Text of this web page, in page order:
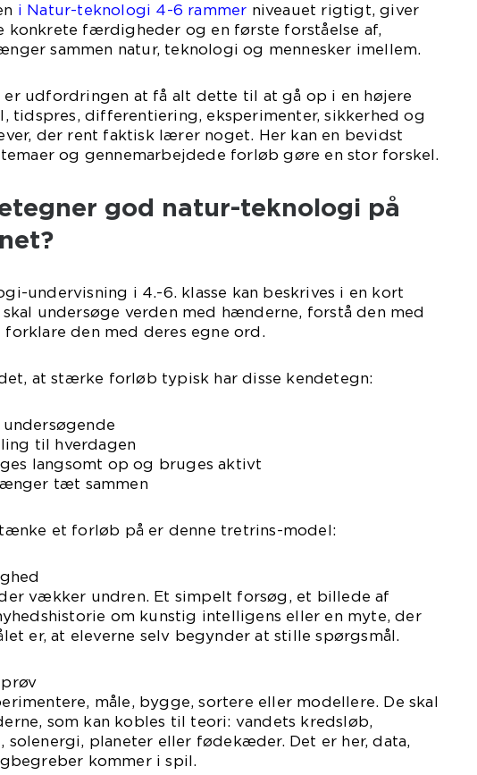
i Natur-teknologi 4-6 rammer niveauet rigtigt, giver
konkrete færdigheder og en første forståelse af,
sammen natur, teknologi og mennesker imellem.
udfordringen at få alt dette til at gå op i en højere
tidspres, differentiering, eksperimenter, sikkerhed og
der rent faktisk lærer noget. Her kan en bevidst
og gennemarbejdede forløb gøre en stor forskel.
god natur-teknologi på
undervisning i 4.-6. klasse kan beskrives i en kort
undersøge verden med hænderne, forstå den med
forklare den med deres egne ord.
at stærke forløb typisk har disse kendetegn:
til hverdagen
langsomt op og bruges aktivt
tæt sammen
et forløb på er denne tretrins-model:
vækker undren. Et simpelt forsøg, et billede af
om kunstig intelligens eller en myte, der
er, at eleverne selv begynder at stille spørgsmål.
måle, bygge, sortere eller modellere. De skal
som kan kobles til teori: vandets kredsløb,
solenergi, planeter eller fødekæder. Det er her, data,
kommer i spil.